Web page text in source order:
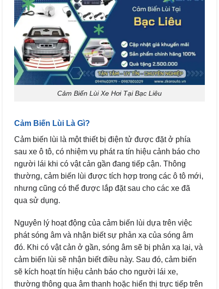
Cảm Biến Lùi Xe Hơi Tại Bạc Liêu
Cảm Biến Lùi Là Gì?
Cảm biến lùi là một thiết bị điện tử được đặt ở phía
sau xe ô tô, có nhiệm vụ phát ra tín hiệu cảnh báo cho
người lái khi có vật cản gần đang tiếp cận. Thông
thường, cảm biến lùi được tích hợp trong các ô tô mới,
nhưng cũng có thể được lắp đặt sau cho các xe đã
qua sử dụng.
Nguyên lý hoạt động của cảm biến lùi dựa trên việc
phát sóng âm và nhận biết sự phản xạ của sóng âm
đó. Khi có vật cản ở gần, sóng âm sẽ bị phản xạ lại, và
cảm biến lùi sẽ nhận biết điều này. Sau đó, cảm biến
sẽ kích hoạt tín hiệu cảnh báo cho người lái xe,
thường thông qua âm thanh hoặc hiển thị trực tiếp trên